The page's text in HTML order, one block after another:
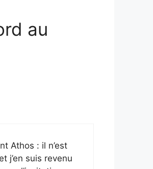
au
Athos : il n’est
j’en suis revenu